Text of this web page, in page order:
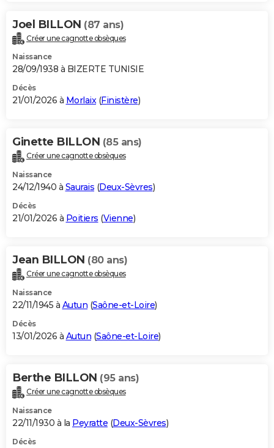
Joel BILLON (87 ans)
Créer une cagnotte obsèques
Naissance
28/09/1938 à BIZERTE TUNISIE
Décès
21/01/2026 à Morlaix(Finistère)
Ginette BILLON (85 ans)
Créer une cagnotte obsèques
Naissance
24/12/1940 à Saurais (Deux-Sèvres)
Décès
21/01/2026 à Poitiers (Vienne)
Jean BILLON (80 ans)
Créer une cagnotte obsèques
Naissance
22/11/1945 à Autun (Saône-et-Loire)
Décès
13/01/2026 à Autun (Saône-et-Loire)
Berthe BILLON (95 ans)
Créer une cagnotte obsèques
Naissance
22/11/1930 à la Peyratte (Deux-Sèvres)
Décès